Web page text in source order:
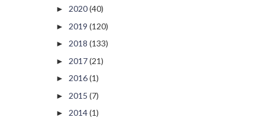
► 2020(40)
► 2019 (120)
► 2018 (133)
► 2017(21)
► 2016(1)
► 2015 (7)
► 2014(1)